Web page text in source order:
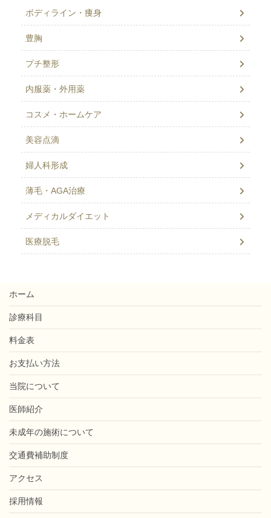
ボディライン・痩身
豊胸
プチ整形
内服薬・外用薬
コスメ・ホームケア
美容点滴
婦人科形成
薄毛・AGA治療
メディカルダイエット
医療脱毛
ホーム
診療科目
料金表
お支払い方法
当院について
医師紹介
未成年の施術について
交通費補助制度
アクセス
採用情報